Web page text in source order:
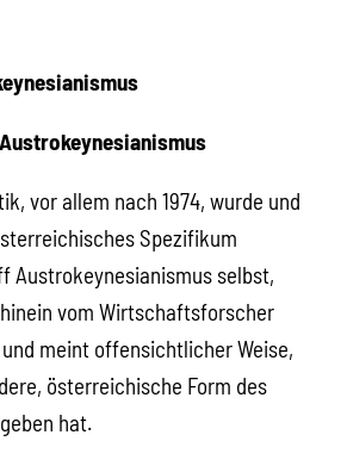
vor allem nach 1974, wurde und
Spezifikum
Austrokeynesianismus selbst,
vom Wirtschaftsforscher
meint offensichtlicher Weise,
österreichische Form des
hat.